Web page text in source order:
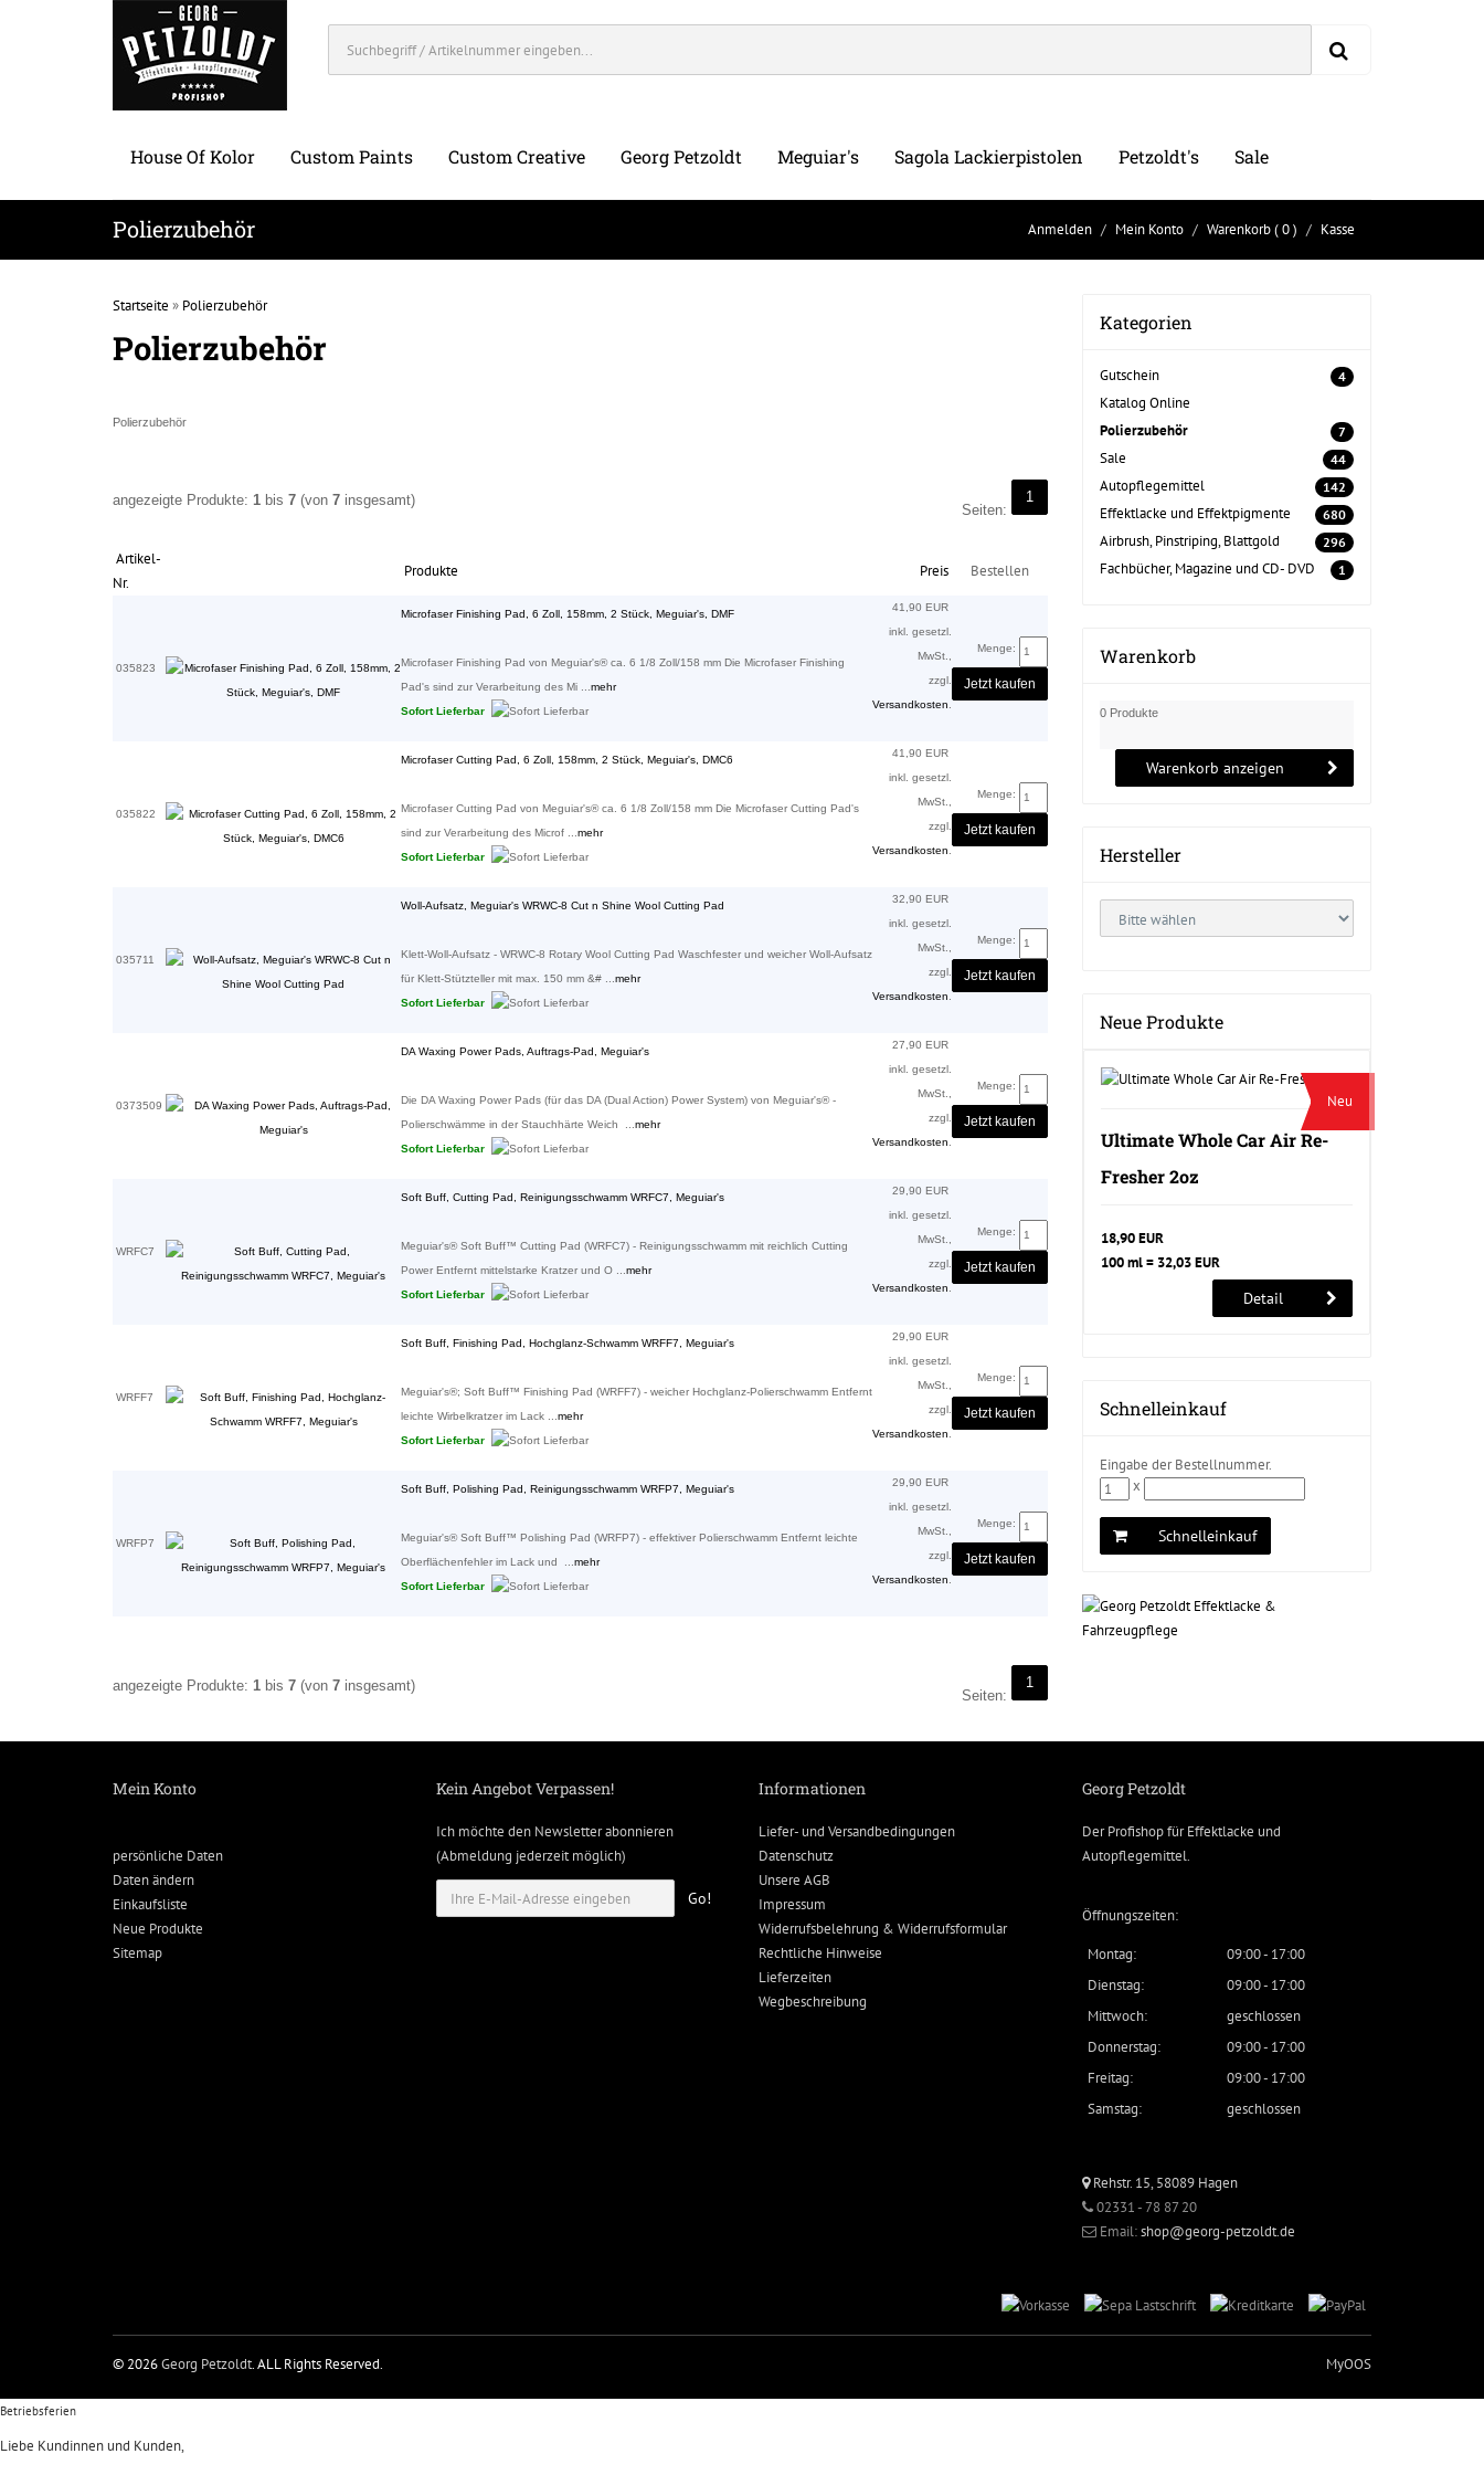
House Of Kolor Custom Paints Custom Creative Georg Petzoldt Meguiar's Sagola Lackierpistolen Petzoldt's Sale
Polierzubehör Anmelden Mein Konto Warenkorb( 0 ) Kasse
Startseite » Polierzubehör
Polierzubehör
Polierzubehör
angezeigte Produkte: 1 bis 7 (von 7 insgesamt)
Seiten:
1
Artikel-
Nr.
Produkte Preis Bestellen
035823
Microfaser Finishing Pad, 6 Zoll, 158mm, 2 Stück, Meguiar's, DMF
Microfaser Finishing Pad von Meguiar's® ca. 6 1/8 Zoll/158 mm Die Microfaser Finishing
Pad's sind zur Verarbeitung des Mi ... mehr
Sofort Lieferbar
41,90 EUR
inkl. gesetzl.
MwSt.,
zzgl.
Versandkosten
Menge:
Jetzt kaufen
035822
Microfaser Cutting Pad, 6 Zoll, 158mm, 2 Stück, Meguiar's, DMC6
Microfaser Cutting Pad von Meguiar's® ca. 6 1/8 Zoll/158 mm Die Microfaser Cutting Pad's
sind zur Verarbeitung des Microf ... mehr
Sofort Lieferbar
41,90 EUR
inkl. gesetzl.
MwSt.,
zzgl.
Versandkosten
Menge:
Jetzt kaufen
035711
Woll-Aufsatz, Meguiar's WRWC-8 Cut n Shine Wool Cutting Pad
Klett-Woll-Aufsatz - WRWC-8 Rotary Wool Cutting Pad Waschfester und weicher Woll-Aufsatz
für Klett-Stützteller mit max. 150 mm &# ... mehr
Sofort Lieferbar
32,90 EUR
inkl. gesetzl.
MwSt.,
zzgl.
Versandkosten
Menge:
Jetzt kaufen
0373509
DA Waxing Power Pads, Auftrags-Pad, Meguiar's
Die DA Waxing Power Pads (für das DA (Dual Action) Power System) von Meguiar's® -
Polierschwämme in der Stauchhärte Weich ... mehr
Sofort Lieferbar
27,90 EUR
inkl. gesetzl.
MwSt.,
zzgl.
Versandkosten
Menge:
Jetzt kaufen
WRFC7
Soft Buff, Cutting Pad, Reinigungsschwamm WRFC7, Meguiar's
Meguiar's® Soft Buff™ Cutting Pad (WRFC7) - Reinigungsschwamm mit reichlich Cutting
Power Entfernt mittelstarke Kratzer und O ... mehr
Sofort Lieferbar
29,90 EUR
inkl. gesetzl.
MwSt.,
zzgl.
Versandkosten
Menge:
Jetzt kaufen
WRFF7
Soft Buff, Finishing Pad, Hochglanz-Schwamm WRFF7, Meguiar's
Meguiar's®; Soft Buff™ Finishing Pad (WRFF7) - weicher Hochglanz-Polierschwamm Entfernt
leichte Wirbelkratzer im Lack ... mehr
Sofort Lieferbar
29,90 EUR
inkl. gesetzl.
MwSt.,
zzgl.
Versandkosten
Menge:
Jetzt kaufen
WRFP7
Soft Buff, Polishing Pad, Reinigungsschwamm WRFP7, Meguiar's
Meguiar's® Soft Buff™ Polishing Pad (WRFP7) - effektiver Polierschwamm Entfernt leichte
Oberflächenfehler im Lack und ... mehr
Sofort Lieferbar
29,90 EUR
inkl. gesetzl.
MwSt.,
zzgl.
Versandkosten
Menge:
Jetzt kaufen
angezeigte Produkte: 1 bis 7 (von 7 insgesamt)
Seiten:
1
Kategorien
Gutschein 4
Katalog Online
Polierzubehör
7
Sale 44
Autopflegemittel 142
Effektlacke und Effektpigmente 680
Airbrush, Pinstriping, Blattgold 296
Fachbücher, Magazine und CD- DVD 1
Warenkorb
0 Produkte
Warenkorb anzeigen
Hersteller
Neue Produkte
Neu
Ultimate Whole Car Air Re-
Fresher 2oz
18,90 EUR
100 ml = 32,03 EUR
Detail
Schnelleinkauf
Eingabe der Bestellnummer.
x
Schnelleinkauf
Mein Konto
persönliche Daten
Daten ändern
Einkaufsliste
Neue Produkte
Sitemap
Kein Angebot Verpassen!
Ich möchte den Newsletter abonnieren
(Abmeldung jederzeit möglich)
Go!
Informationen
Liefer- und Versandbedingungen
Datenschutz
Unsere AGB
Impressum
Widerrufsbelehrung & Widerrufsformular
Rechtliche Hinweise
Lieferzeiten
Wegbeschreibung
Georg Petzoldt
Der Profishop fürEffektlacke und
Autopflegemittel.
Öffnungszeiten:
Montag:
09:00 - 17:00
Dienstag:
09:00 - 17:00
Mittwoch:
geschlossen
Donnerstag:
09:00 - 17:00
Freitag:
09:00 - 17:00
Samstag:
geschlossen
Rehstr. 15, 58089 Hagen
02331 - 78 87 20
Email:shop@georg-petzoldt.de
© 2026Georg Petzoldt. ALL Rights Reserved. MyOOS
Betriebsferien
Liebe Kundinnen und Kunden,